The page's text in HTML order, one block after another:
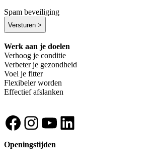
Spam beveiliging
Werk aan je doelen
Verhoog je conditie
Verbeter je gezondheid
Voel je fitter
Flexibeler worden
Effectief afslanken
Facebook
Instagram
YouTube
LinkedIn
Openingstijden